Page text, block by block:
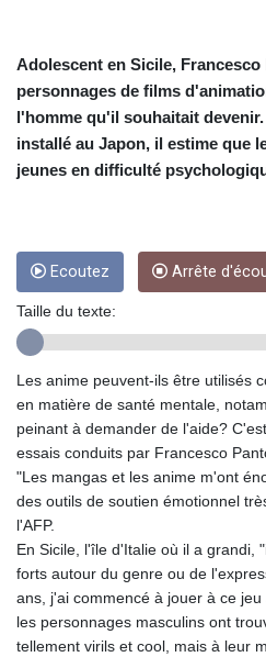
Adolescent en Sicile,
personnages de films
l'homme qu'il souhaitait
installé au Japon, il estime que
jeunes en difficulté
Ecoutez Arrête
Taille du texte:
Les anime peuvent-ils être utilisés
en matière de santé mentale,
peinant à demander de l'aide?
essais conduits par Francesco
"Les mangas et les anime m'ont
des outils de soutien émotionnel
l'AFP.
En Sicile, l'île d'Italie où il a grandi,
forts autour du genre ou de
ans, j'ai commencé à jouer à ce
les personnages masculins ont
tellement virils et cool, mais à leur